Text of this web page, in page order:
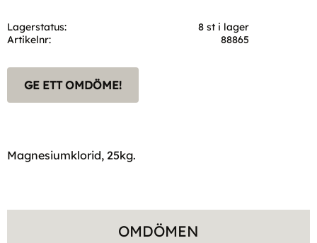
Lagerstatus
8 st i lager
Artikelnr
88865
GE ETT OMDÖME!
Magnesiumklorid, 25kg.
OMDÖMEN